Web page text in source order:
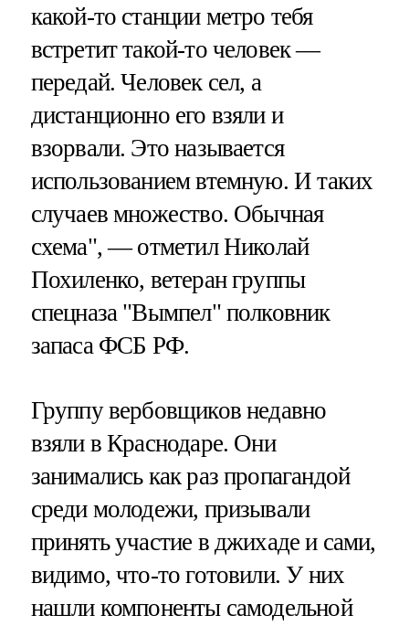
какой-то станции метро тебя
встретит такой-то человек —
передай. Человек сел, а
дистанционно его взяли и
взорвали. Это называется
использованием втемную. И таких
случаев множество. Обычная
схема", — отметил Николай
Похиленко, ветеран группы
спецназа "Вымпел" полковник
запаса ФСБ РФ.
Группу вербовщиков недавно
взяли в Краснодаре. Они
занимались как раз пропагандой
среди молодежи, призывали
принять участие в джихаде и сами,
видимо, что-то готовили. У них
нашли компоненты самодельной